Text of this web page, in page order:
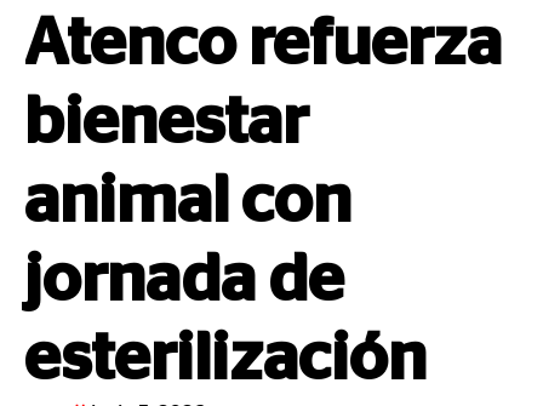
Atenco refuerza
bienestar
animal con
jornada de
esterilización